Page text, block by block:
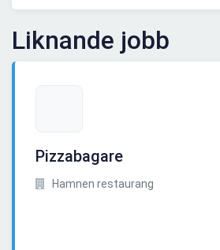
Liknande jobb
Pizzabagare
Hamnen restaurang